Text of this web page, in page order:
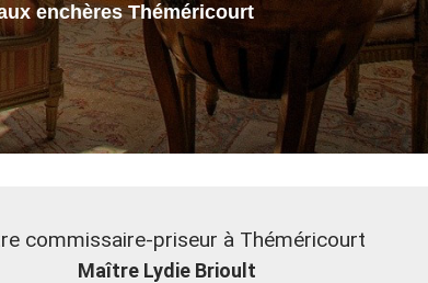
enchères Théméricourt
commissaire-priseur à Théméricourt
Maître Lydie Brioult